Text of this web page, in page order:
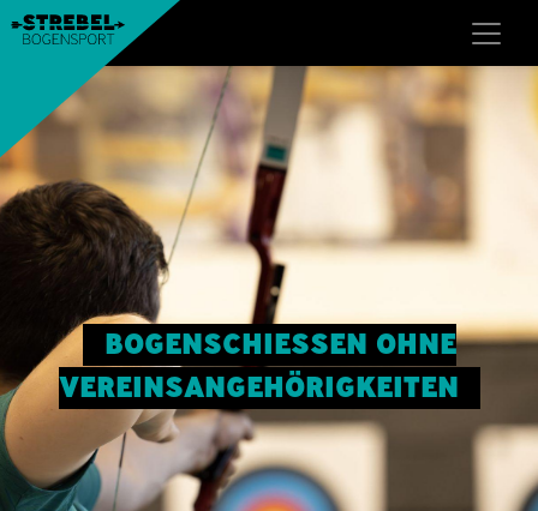
BOGENSCHIESSEN OHNE
VEREINSANGEHÖRIGKEITEN